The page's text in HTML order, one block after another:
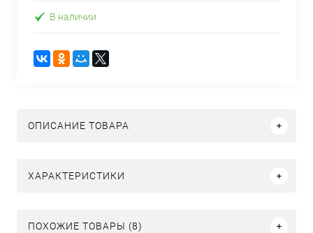
В наличии
ОПИСАНИЕ ТОВАРА
ХАРАКТЕРИСТИКИ
ПОХОЖИЕ ТОВАРЫ (8)